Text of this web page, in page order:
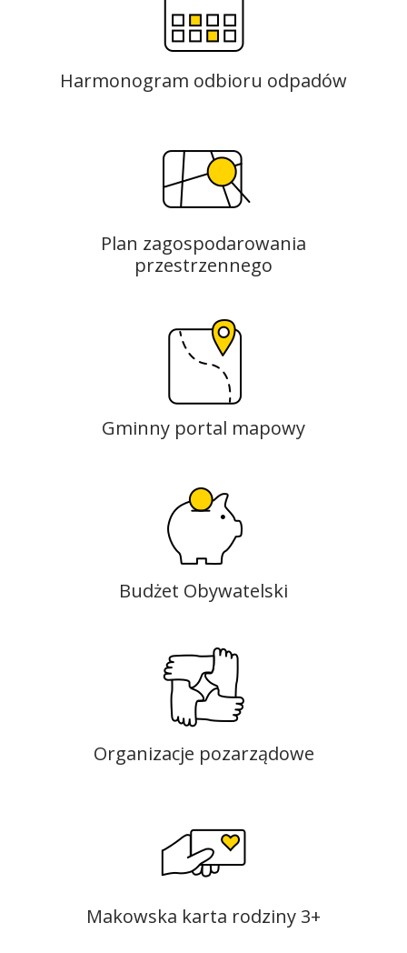
Harmonogram odbioru odpadów
Plan zagospodarowania
przestrzennego
Gminny portal mapowy
Budżet Obywatelski
Organizacje pozarządowe
Makowska karta rodziny 3+